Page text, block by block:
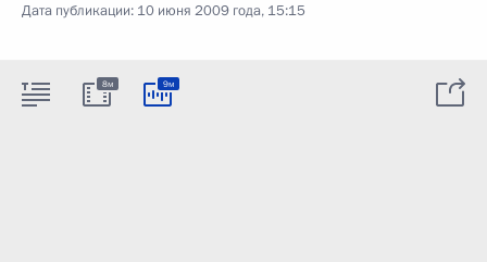
Дата публикации: 10 июня 2009 года, 15:15
8м 9м